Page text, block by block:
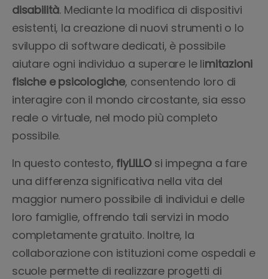
disabilità. Mediante la modifica di dispositivi
esistenti, la creazione di nuovi strumenti o lo
sviluppo di software dedicati, è possibile
aiutare ogni individuo a superare le limitazioni
fisiche e psicologiche, consentendo loro di
interagire con il mondo circostante, sia esso
reale o virtuale, nel modo più completo
possibile.
In questo contesto, flyLILLOsi impegna a fare
una differenza significativa nella vita del
maggior numero possibile di individui e delle
loro famiglie, offrendo tali servizi in modo
completamente gratuito. Inoltre, la
collaborazione con istituzioni come ospedali e
scuole permette di realizzare progetti di